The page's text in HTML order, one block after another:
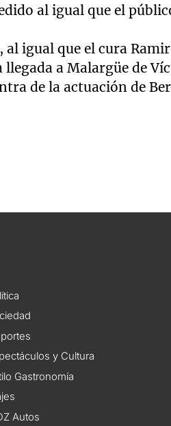
al igual que el
al igual que el cura
a Malargüe de
de la actuación de
y Cultura
Gastronomía
Autos